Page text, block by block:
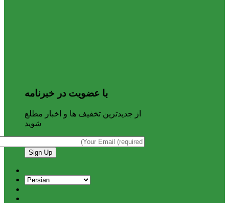
با عضویت در خبرنامه
از جدیدترین تخفیف ها و اخبار مطلع
شوید